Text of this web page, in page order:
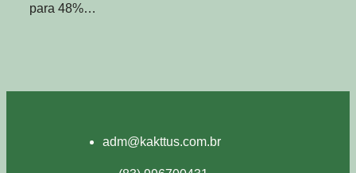
para 48%…
adm@kakttus.com.br